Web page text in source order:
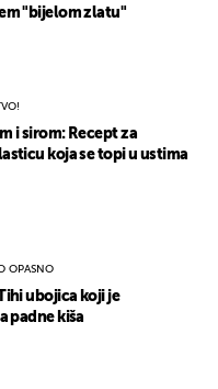
"bijelom zlatu"
i sirom: Recept za
koja se topi u ustima
OPASNO
ubojica koji je
padne kiša